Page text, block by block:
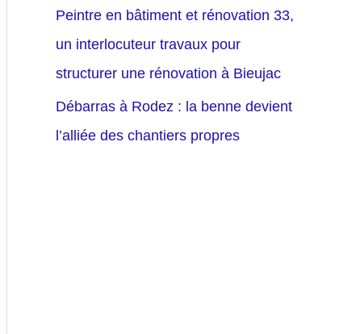
Peintre en bâtiment et rénovation 33,
un interlocuteur travaux pour
structurer une rénovation à Bieujac
Débarras à Rodez : la benne devient
l’alliée des chantiers propres